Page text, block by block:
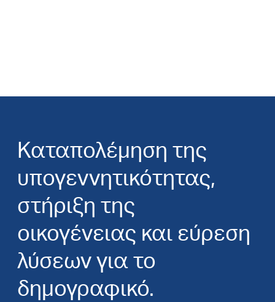
Καταπολέμηση της
υπογεννητικότητας,
στήριξη της
οικογένειας και εύρεση
λύσεων για το
δημογραφικό.